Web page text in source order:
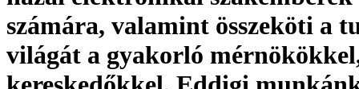
számára, valamint összeköti a
világát a gyakorló